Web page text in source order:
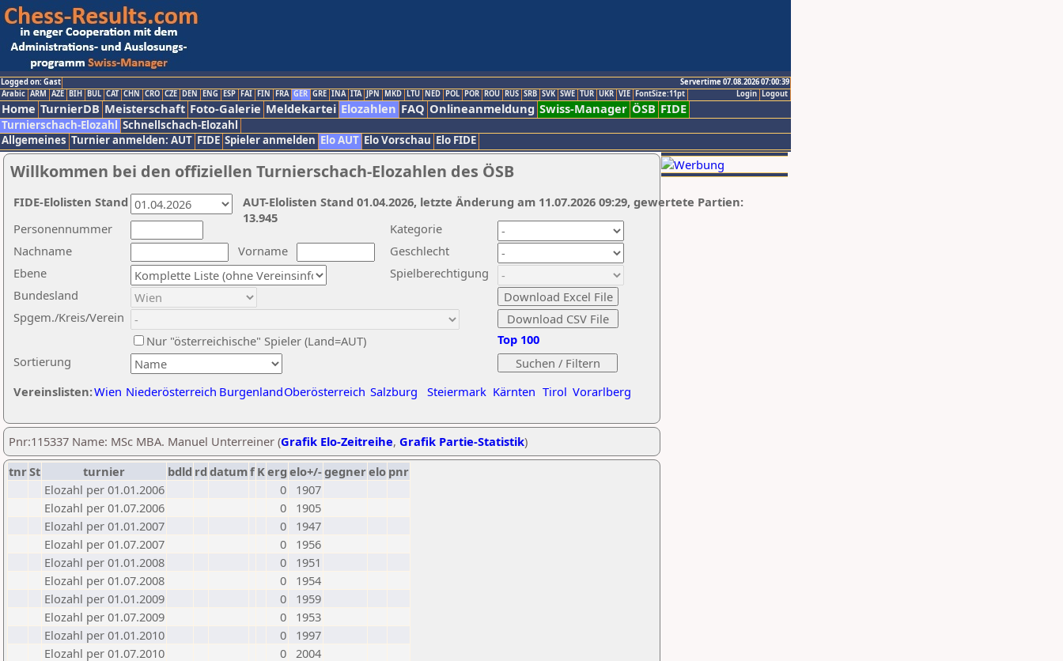
Logged on: Gast
Servertime 07.08.2026 07:00:39
Logout
Login
Arabic ARM AZE BIH BUL CAT CHN CRO CZE DEN ENG ESP FAI FIN FRA GER GRE INA ITA JPN MKD LTU NED POL POR ROU RUS SRB SVK SWE TUR UKR VIE FontSize:11pt
Home TurnierDB Meisterschaft Foto-Galerie Meldekartei Elozahlen FAQ Onlineanmeldung Swiss-Manager ÖSB FIDE
Turnierschach-Elozahl Schnellschach-Elozahl
Allgemeines Turnier anmelden: AUT FIDE Spieler anmelden Elo AUT Elo Vorschau Elo FIDE
Willkommen bei den offiziellen Turnierschach-Elozahlen des ÖSB
Nachname
Vorname
Ebene
Kategorie
Sortierung
Personennummer
Bundesland
Spgem./Kreis/Verein
Geschlecht
Nur "österreichische" Spieler (Land=AUT)
Spielberechtigung
Vereinslisten:Wien Niederösterreich BurgenlandOberösterreich Salzburg Steiermark Kärnten Tirol Vorarlberg
Top 100
AUT-Elolisten Stand 01.04.2026, letzte Änderung am 11.07.2026 09:29, gewertete Partien:
13.945
FIDE-Elolisten Stand
Pnr:115337 Name: MSc MBA. Manuel Unterreiner (Grafik Elo-Zeitreihe, Grafik Partie-Statistik)
tnrSt turnier bdld rd datumf Kerg elo+/-gegnerelo pnr
Elozahl per 01.01.2006
0
1907
Elozahl per 01.07.2006
0
1905
Elozahl per 01.01.2007
0
1947
Elozahl per 01.07.2007
0
1956
Elozahl per 01.01.2008
0
1951
Elozahl per 01.07.2008
0
1954
Elozahl per 01.01.2009
0
1959
Elozahl per 01.07.2009
0
1953
Elozahl per 01.01.2010
0
1997
Elozahl per 01.07.2010
0 2004